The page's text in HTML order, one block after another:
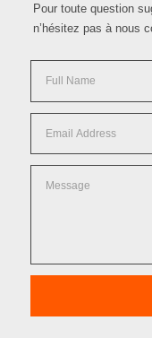
Pour toute question
n’hésitez pas à nous